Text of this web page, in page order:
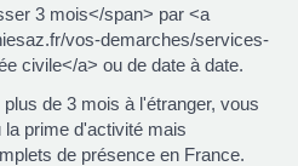
3 mois</span> par <a
vos-demarches/services-
civile</a> ou de date à date.
de 3 mois à l'étranger, vous
prime d'activité mais
de présence en France.